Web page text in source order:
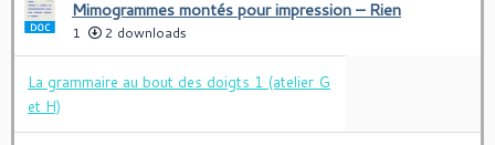
Mimogrammes montés pour impression – Rien
1 2 downloads
La grammaire au bout des doigts 1 (atelier G
et H)